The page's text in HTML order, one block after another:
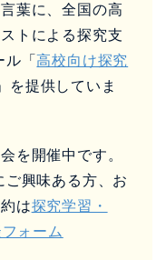
葉に、全国の高
トによる探究支
ル「高校向け探究
」を提供していま
を開催中です。
興味ある方、お
は探究学習・
ォーム